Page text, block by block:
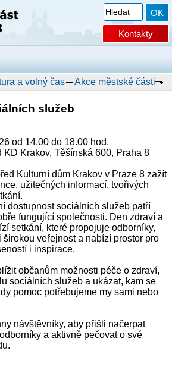
Kontakty
a volný čas Akce městské části
služeb
od 14.00 do 18.00 hod.
KD Krakov, Těšínská 600, Praha 8
Kulturní dům Krakov v Praze 8 zažít
užitečných informací, tvořivých
dostupnost sociálních služeb patří
fungující společnosti. Den zdraví a
setkání, které propojuje odborníky,
veřejnost a nabízí prostor pro
i inspirace.
občanům možnosti péče o zdraví,
sociálních služeb a ukázat, kam se
pomoc potřebujeme my sami nebo
návštěvníky, aby přišli načerpat
a aktivně pečovat o své